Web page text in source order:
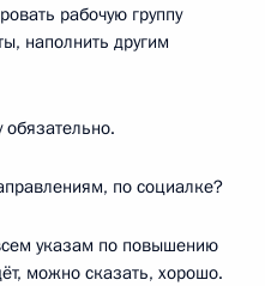
рабочую группу
наполнить другим
по социалке?
указам по повышению
можно сказать, хорошо.